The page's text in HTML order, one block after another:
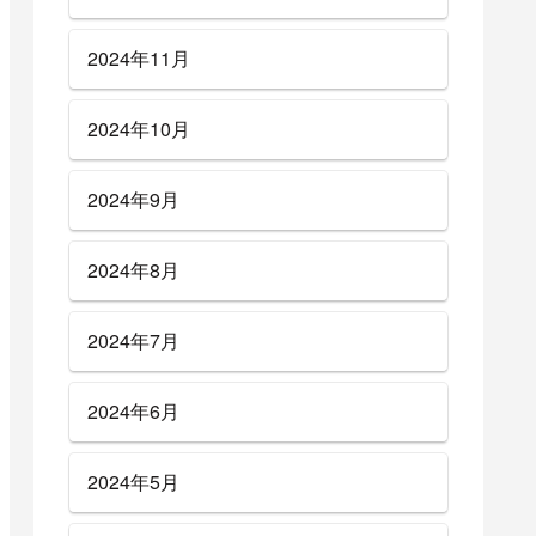
2024年11月
2024年10月
2024年9月
2024年8月
2024年7月
2024年6月
2024年5月